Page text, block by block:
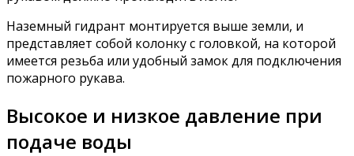
Наземный гидрант монтируется выше земли, и
представляет собой колонку с головкой, на которой
имеется резьба или удобный замок для подключения
пожарного рукава.
Высокое и низкое давление при
подаче воды